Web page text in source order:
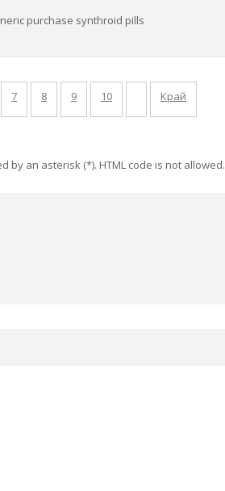
purchase synthroid pills
7 8 9 10 Край
an asterisk (*). HTML code is not allowed.